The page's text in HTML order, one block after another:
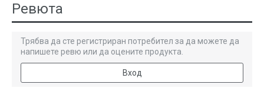
Ревюта
Трябва да сте регистриран потребител за да можете да
напишете ревю или да оцените продукта.
Вход